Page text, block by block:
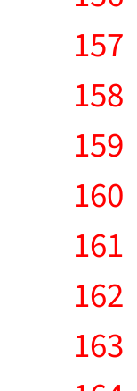
157
158
159
160
161
162
163